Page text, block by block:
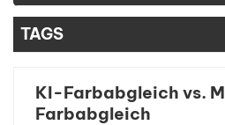
日
TAGS
KI-Farbabgleich vs.
Farbabgleich